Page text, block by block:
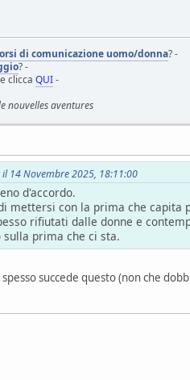
di comunicazione uomo/donna? -
? -
clicca QUI-
nouvelles aventures
il 14 Novembre 2025, 18:11:00
d'accordo.
mettersi con la prima che
rifiutati dalle donne e
prima che ci sta.
succede questo (non che